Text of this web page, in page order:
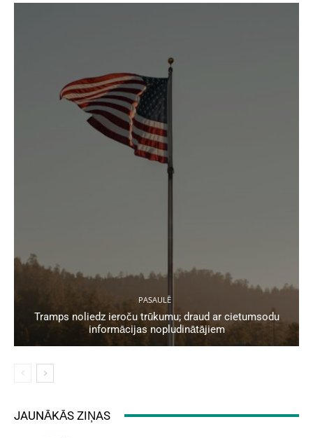
PASAULĒ
Tramps noliedz ieroču trūkumu; draud ar cietumsodu
informācijas nopludinātājiem
JAUNĀKĀS ZIŅAS